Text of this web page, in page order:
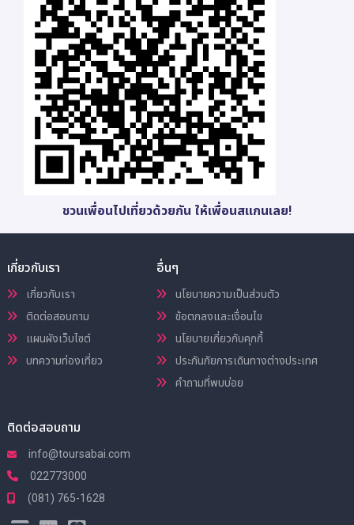
ชวนเพื่อนไปเที่ยวด้วยกัน ให้เพื่อนสแกนเลย!
เกี่ยวกับเรา
เกี่ยวกับเรา
ติดต่อสอบถาม
แผนผังเว็บไซต์
บทความท่องเที่ยว
อื่นๆ
นโยบายความเป็นส่วนตัว
ข้อตกลงและเงื่อนไข
นโยบายเกี่ยวกับคุกกี้
ประกันภัยการเดินทางต่างประเทศ
คำถามที่พบบ่อย
ติดต่อสอบถาม
info@toursabai.com
022773000
(081) 765-1628